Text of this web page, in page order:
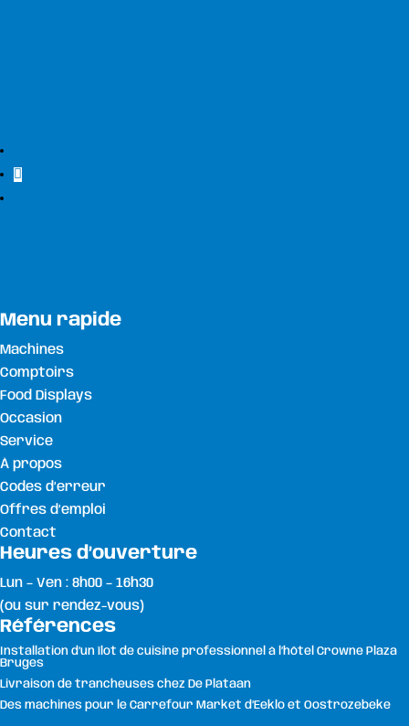
Menu rapide
Machines
Comptoirs
Food Displays
Occasion
Service
À propos
Codes d’erreur
Offres d’emploi
Contact
Heures d’ouverture
Lun – Ven : 8h00 – 16h30
(ou sur rendez-vous)
Références
Installation d’un îlot de cuisine professionnel à l’hôtel Crowne Plaza
Bruges
Livraison de trancheuses chez De Plataan
Des machines pour le Carrefour Market d’Eeklo et Oostrozebeke